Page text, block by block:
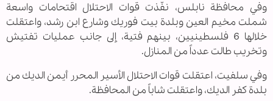
وفي محافظة نابلس، نفّذت قوات الاحتلال اقتحامات واسعة
شملت مخيم العين وبلدة بيت فوريك وشارع ابن رشد، واعتقلت
خلالها 6 فلسطينيين، بينهم فتية، إلى جانب عمليات تفتيش
وتخريب طالت عدداً من المنازل.
وفي سلفيت، اعتقلت قوات الاحتلال الأسير المحرر أيمن الديك من
بلدة كفر الديك، واعتقلت شاباً من المحافظة.